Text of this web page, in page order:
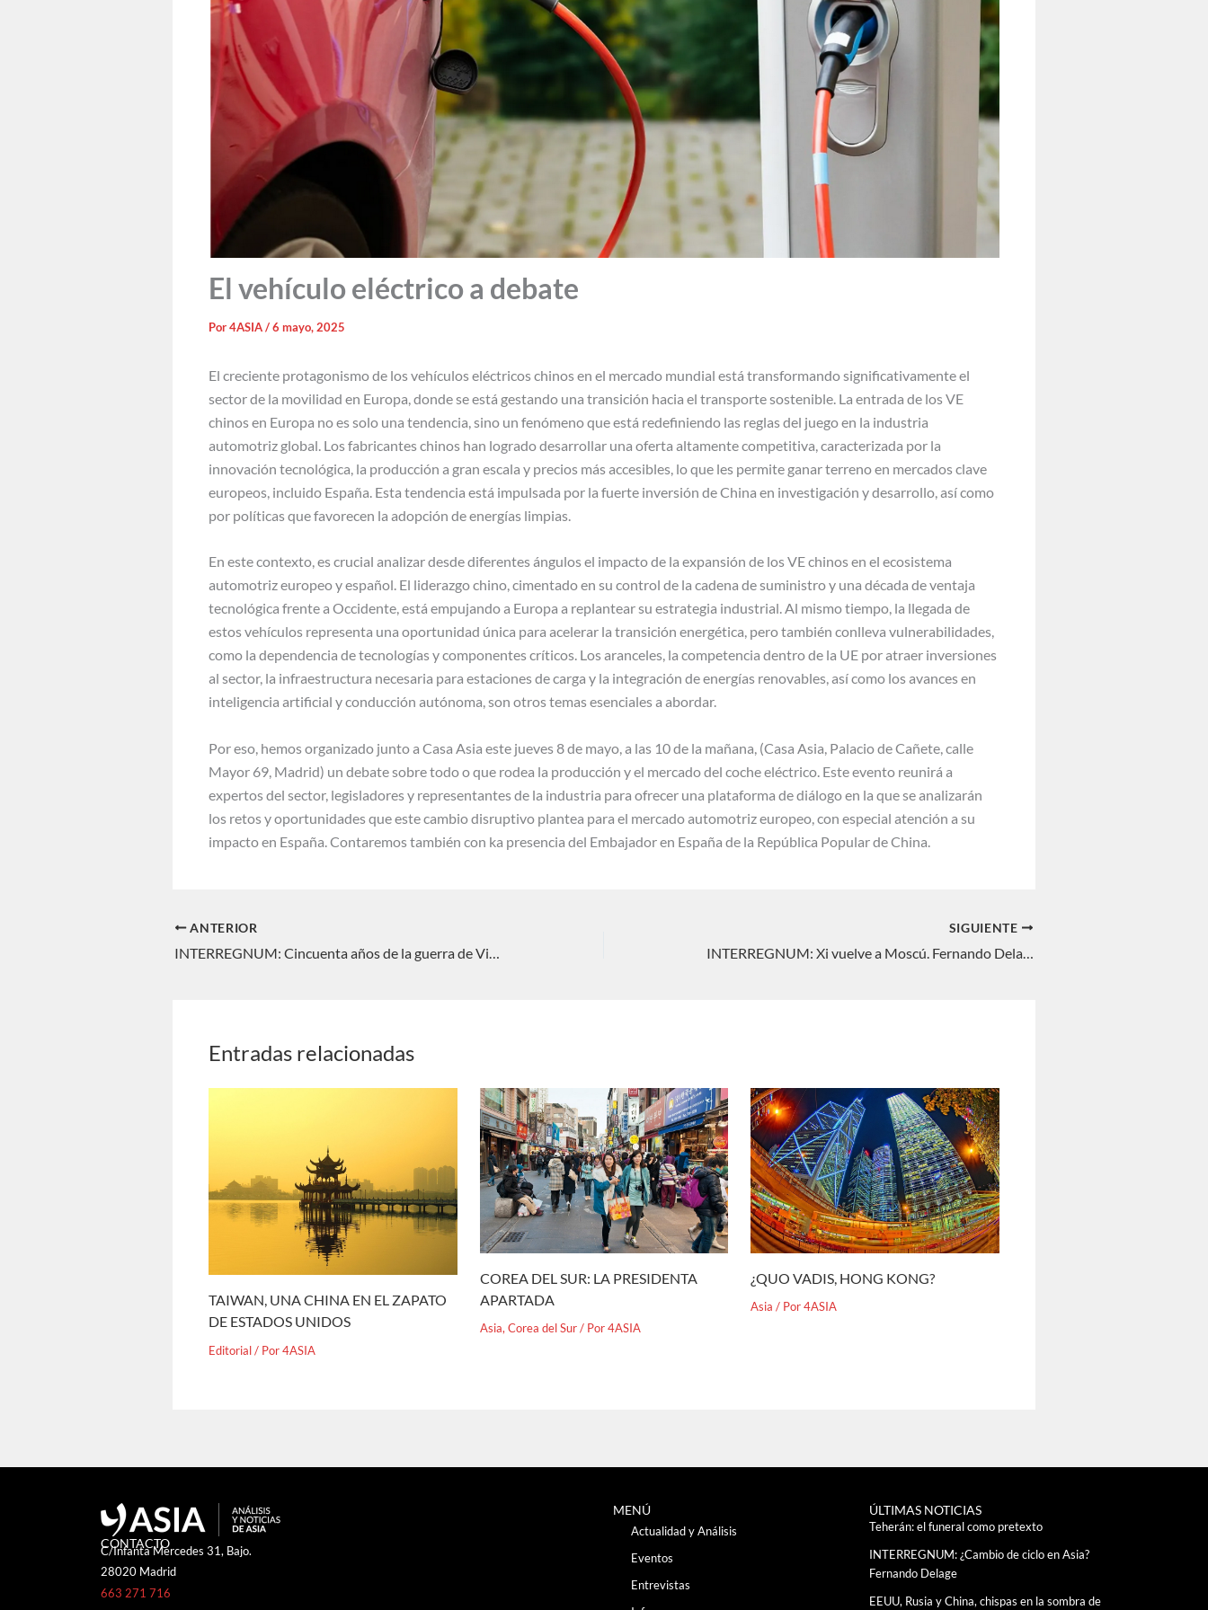
El vehículo eléctrico a debate
Por4ASIA/6 mayo, 2025
El creciente protagonismo de los vehículos eléctricos chinos en el mercado mundial está transformando significativamente el
sector de la movilidad en Europa, donde se está gestando una transición hacia el transporte sostenible. La entrada de los VE
chinos en Europa no es solo una tendencia, sino un fenómeno que está redefiniendo las reglas del juego en la industria
automotriz global. Los fabricantes chinos han logrado desarrollar una oferta altamente competitiva, caracterizada por la
innovación tecnológica, la producción a gran escala y precios más accesibles, lo que les permite ganar terreno en mercados clave
europeos, incluido España. Esta tendencia está impulsada por la fuerte inversión de China en investigación y desarrollo, así como
por políticas que favorecen la adopción de energías limpias.
En este contexto, es crucial analizar desde diferentes ángulos el impacto de la expansión de los VE chinos en el ecosistema
automotriz europeo y español. El liderazgo chino, cimentado en su control de la cadena de suministro y una década de ventaja
tecnológica frente a Occidente, está empujando a Europa a replantear su estrategia industrial. Al mismo tiempo, la llegada de
estos vehículos representa una oportunidad única para acelerar la transición energética, pero también conlleva vulnerabilidades,
como la dependencia de tecnologías y componentes críticos. Los aranceles, la competencia dentro de la UE por atraer inversiones
al sector, la infraestructura necesaria para estaciones de carga y la integración de energías renovables, así como los avances en
inteligencia artificial y conducción autónoma, son otros temas esenciales a abordar.
Por eso, hemos organizado junto a Casa Asia este jueves 8 de mayo, a las 10 de la mañana, (Casa Asia, Palacio de Cañete, calle
Mayor 69, Madrid) un debate sobre todo o que rodea la producción y el mercado del coche eléctrico. Este evento reunirá a
expertos del sector, legisladores y representantes de la industria para ofrecer una plataforma de diálogo en la que se analizarán
los retos y oportunidades que este cambio disruptivo plantea para el mercado automotriz europeo, con especial atención a su
impacto en España. Contaremos también con ka presencia del Embajador en España de la República Popular de China.
ANTERIOR
INTERREGNUM: Cincuenta años de la guerra de Vietnam. Fernando Delage
SIGUIENTE
INTERREGNUM: Xi vuelve a Moscú. Fernando Delage
Entradas relacionadas
TAIWAN, UNA CHINA EN EL ZAPATO
DE ESTADOS UNIDOS
Editorial/ Por4ASIA
COREA DEL SUR: LA PRESIDENTA
APARTADA
Asia,Corea del Sur/ Por4ASIA
¿QUO VADIS, HONG KONG?
Asia / Por4ASIA
CONTACTO
C/Infanta Mercedes 31, Bajo.
28020 Madrid
663 271 716
MENÚ
Actualidad y Análisis
Eventos
Entrevistas
ÚLTIMAS NOTICIAS
Teherán: el funeral como pretexto
INTERREGNUM: ¿Cambio de ciclo en Asia?
Fernando Delage
EEUU, Rusia y China, chispas en la sombra de